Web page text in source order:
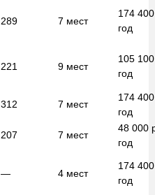
289 7 мест
174
год
221 9 мест
105
год
312 7 мест
174
год
207 7 мест
48 000
год
— 4 мест
174
год